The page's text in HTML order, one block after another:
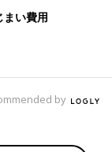
まい費用
by